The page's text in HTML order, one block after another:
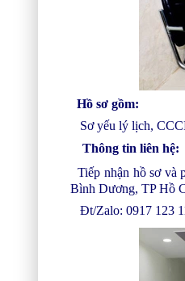
Hồ sơ gồm:
Sơ yếu lý lịch,
Thông tin liên hệ:
Tiếp nhận hồ sơ và
Bình Dương, TP Hồ
Đt/Zalo: 0917 123